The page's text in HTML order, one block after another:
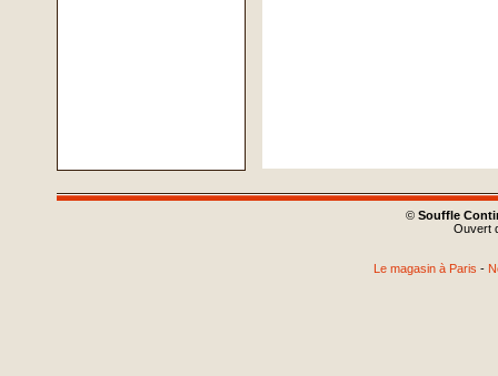
© Souffle
Ouvert
Le magasin à Paris -